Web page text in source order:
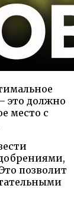
это должно
место с
позволит